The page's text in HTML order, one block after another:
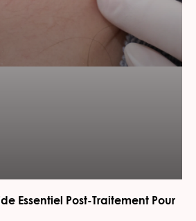
Essentiel Post-Traitement Pour